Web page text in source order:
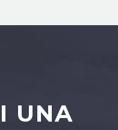
UNA